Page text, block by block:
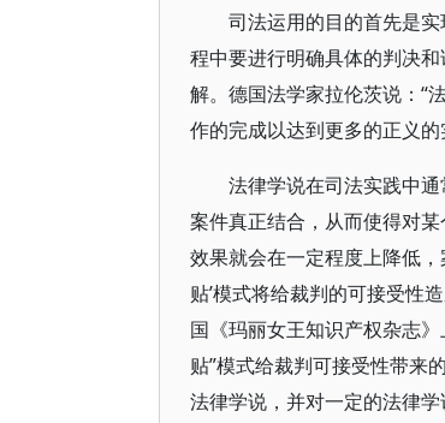
司法运用的目的首先是
程中要进行明确具体的判决
解。德国法学家拉伦茨说：“
作的完成以达到更多的正义
法律学说在司法实践中
案件真正结合，从而使得对
效果就会在一定程度上降低
贴’模式将给裁判的可接受性
国《玛丽女王知识产权杂志
贴”模式给裁判可接受性带来
法律学说，并对一定的法律